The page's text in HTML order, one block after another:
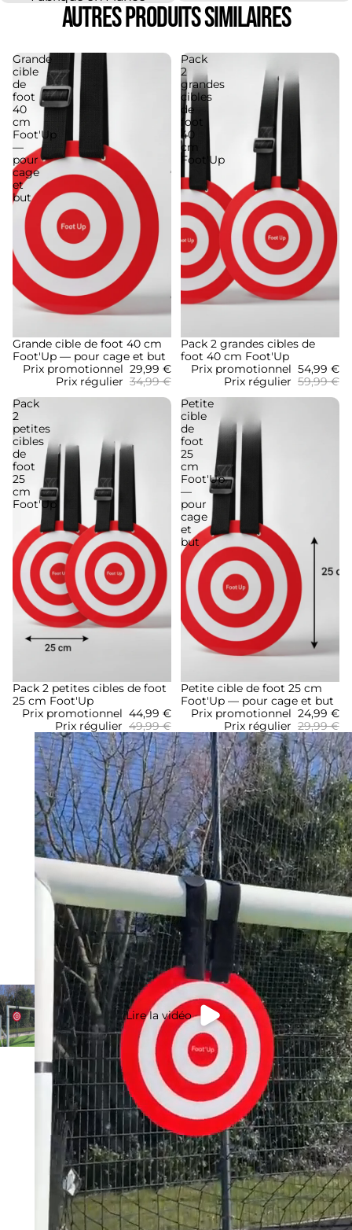
Autres produits similaires
Grande
cible
de
foot
40
cm
Foot'Up
—
pour
cage
et
but
Promotion
Grande cible de foot 40 cm
Foot'Up — pour cage et but
Prix promotionnel 29,99 €
Prix régulier 34,99 €
Pack
2
grandes
cibles
de
foot
40
cm
Foot'Up
Promotion
Pack 2 grandes cibles de
foot 40 cm Foot'Up
Prix promotionnel 54,99 €
Prix régulier 59,99 €
Pack
2
petites
cibles
de
foot
25
cm
Foot'Up
Promotion
Pack 2 petites cibles de foot
25 cm Foot'Up
Prix promotionnel 44,99 €
Prix régulier 49,99 €
Petite
cible
de
foot
25
cm
Foot'Up
—
pour
cage
et
but
Promotion
Petite cible de foot 25 cm
Foot'Up — pour cage et but
Prix promotionnel 24,99 €
Prix régulier 29,99 €
Lire la vidéo